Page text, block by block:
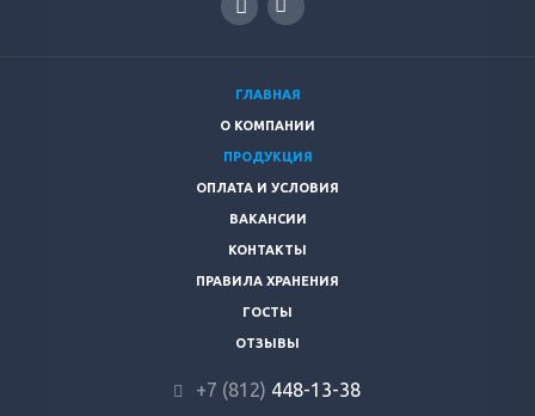
ГЛАВНАЯ
О КОМПАНИИ
ПРОДУКЦИЯ
ОПЛАТА И УСЛОВИЯ
ВАКАНСИИ
КОНТАКТЫ
ПРАВИЛА ХРАНЕНИЯ
ГОСТЫ
ОТЗЫВЫ
+7 (812) 448-13-38